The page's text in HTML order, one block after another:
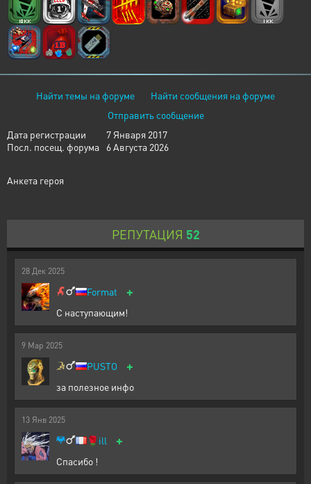
Найти темы на форуме
Найти сообщения на форуме
Отправить сообщение
Дата регистрации
7 Января 2017
Посл. посещ. форума
6 Августа 2026
Анкета героя
РЕПУТАЦИЯ 52
28 Дек 2025
Format +
С наступающим!
9 Мар 2025
PUSTO +
за полезное инфо
13 Янв 2025
🌹ill +
Спасибо !